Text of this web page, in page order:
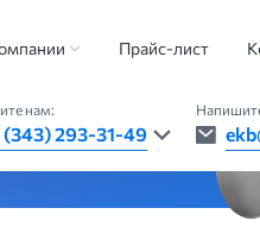
Прайс-лист
нам:
(343) 293-31-49